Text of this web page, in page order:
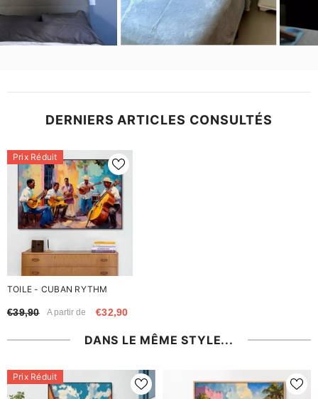
DERNIERS ARTICLES CONSULTÉS
Prix Réduit
TOILE - CUBAN RYTHM
€39,90 A partir de €32,90
DANS LE MÊME STYLE...
Prix Réduit